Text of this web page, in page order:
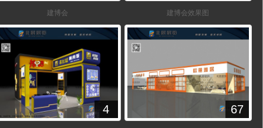
建博会 建博会效果图
4 67